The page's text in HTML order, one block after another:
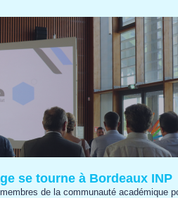
se tourne à Bordeaux INP
de la communauté académique